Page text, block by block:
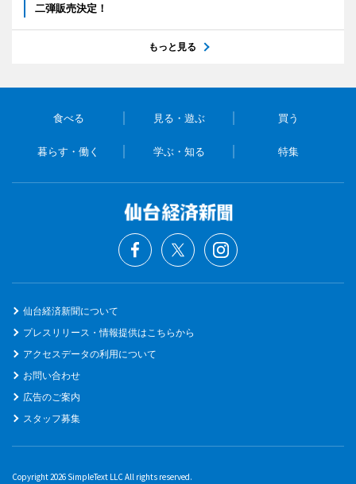
二弾販売決定！
もっと見る
食べる 見る・遊ぶ 買う
暮らす・働く 学ぶ・知る 特集
仙台経済新聞について
プレスリリース・情報提供はこちらから
アクセスデータの利用について
お問い合わせ
広告のご案内
スタッフ募集
Copyright 2026 SimpleText LLC All rights reserved.